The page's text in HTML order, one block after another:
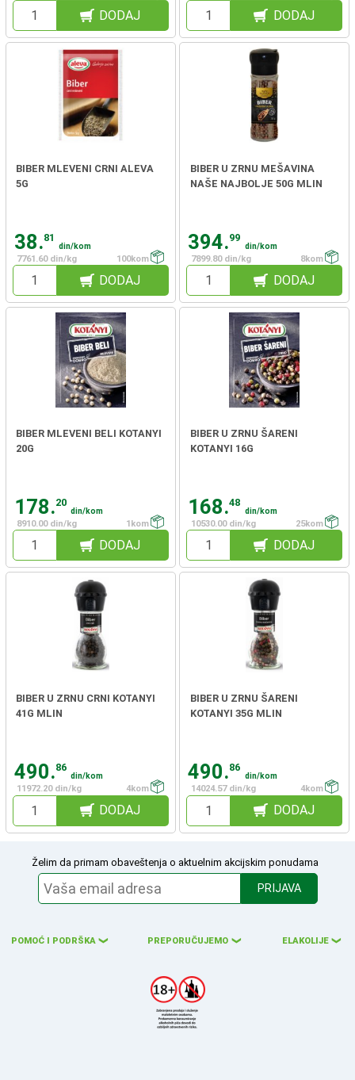
DODAJ DODAJ
BIBER MLEVENI CRNI ALEVA
5G
38.81
din/kom
7761.60 din/kg
100kom
DODAJ
BIBER U ZRNU MEŠAVINA
NAŠE NAJBOLJE 50G MLIN
394.99
din/kom
7899.80 din/kg
8kom
DODAJ
BIBER MLEVENI BELI KOTANYI
20G
178.20
din/kom
8910.00 din/kg
1kom
DODAJ
BIBER U ZRNU ŠARENI
KOTANYI 16G
168.48
din/kom
10530.00 din/kg
25kom
DODAJ
BIBER U ZRNU CRNI KOTANYI
41G MLIN
490.86
din/kom
11972.20 din/kg
4kom
DODAJ
BIBER U ZRNU ŠARENI
KOTANYI 35G MLIN
490.86
din/kom
14024.57 din/kg
4kom
DODAJ
Želim da primam obaveštenja o aktuelnim akcijskim ponudama
PRIJAVA
POMOĆ I PODRŠKA ❮ PREPORUČUJEMO ❮ ELAKOLIJE ❮